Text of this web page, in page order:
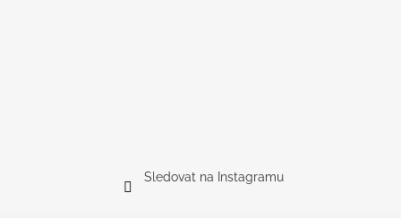
Sledovat na Instagramu